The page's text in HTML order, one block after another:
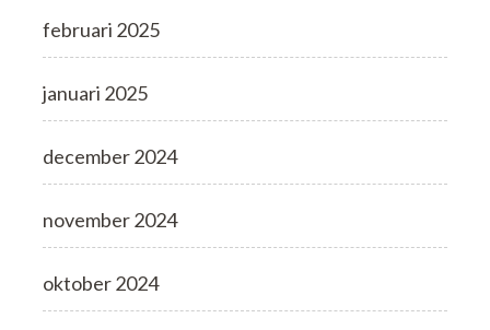
februari 2025
januari 2025
december 2024
november 2024
oktober 2024